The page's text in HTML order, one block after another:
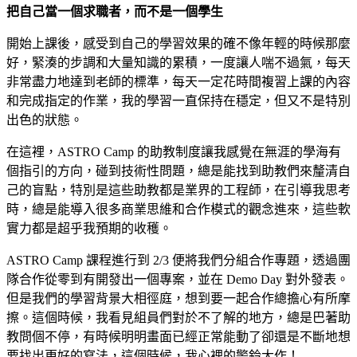
把自己當一個求職者，而不是一個學生
開始上課後，感受到自己的學習效果的確不像年輕的時候那麼
好，緊湊的步調和大量知識的累積，一度讓人喘不過氣，每天
非常盡力地達到老師的標準，每天一定花時間複習上課的內容
和完成指定的作業，我的學習一直保持在穩定，但又不是特別
出色的狀態。
在這裡， ASTRO Camp 的助教制度讓我感覺在無涯的學海有
個指引的方向，碰到技術性問題，總是能找到助教們來釐清自
己的盲點，特別是這些助教都是業界的工程師，在引導我思考
時，總是能導入很多商業思維和合作模式的觀念進來，這些軟
實力都是超乎我預期的收穫。
ASTRO Camp 課程進行到 2/3 便將我們分組合作專題，透過團
隊合作從零到有開發出一個專案，並在 Demo Day 對外發表。
但是我們的學習背景大相徑庭，想到要一起合作總擔心有所摩
擦。這個時候，我看見組員們對於不了解的地方，總是巴著助
教問個不停，有時候明明畫面已經正常能動了卻還是不斷地想